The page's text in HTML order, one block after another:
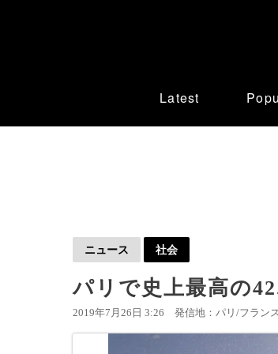
Latest
ニュース 社会
パリで史上最高の
2019年7月26日 3:26 発信地：パリ/フラン